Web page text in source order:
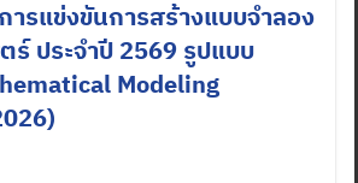
ารแข่งขันการสร้างแบบจำลอง
ประจำปี 2569 รูปแบบ
Modeling